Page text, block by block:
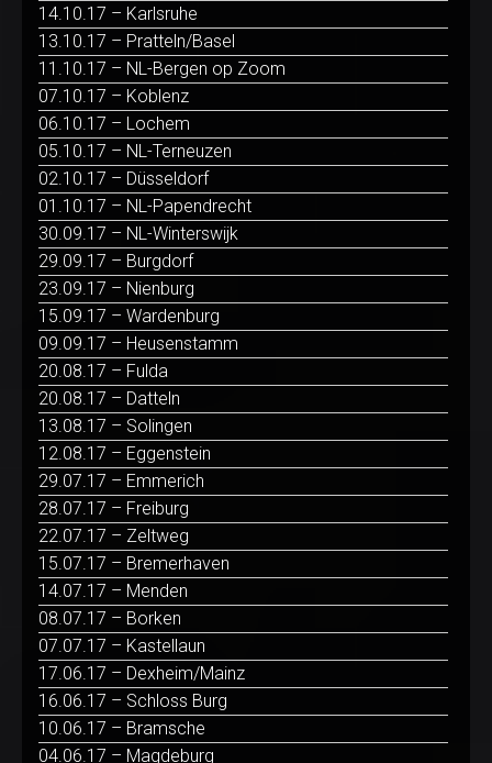
14.10.17 – Karlsruhe
13.10.17 – Pratteln/Basel
11.10.17 – NL-Bergen op Zoom
07.10.17 – Koblenz
06.10.17 – Lochem
05.10.17 – NL-Terneuzen
02.10.17 – Düsseldorf
01.10.17 – NL-Papendrecht
30.09.17 – NL-Winterswijk
29.09.17 – Burgdorf
23.09.17 – Nienburg
15.09.17 – Wardenburg
09.09.17 – Heusenstamm
20.08.17 – Fulda
20.08.17 – Datteln
13.08.17 – Solingen
12.08.17 – Eggenstein
29.07.17 – Emmerich
28.07.17 – Freiburg
22.07.17 – Zeltweg
15.07.17 – Bremerhaven
14.07.17 – Menden
08.07.17 – Borken
07.07.17 – Kastellaun
17.06.17 – Dexheim/Mainz
16.06.17 – Schloss Burg
10.06.17 – Bramsche
04.06.17 – Magdeburg